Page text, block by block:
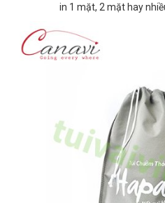
in 1 mặt, 2 mặt hay